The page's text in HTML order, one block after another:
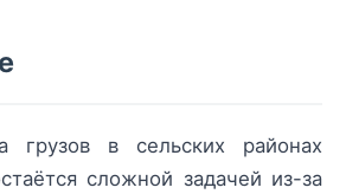
грузов в сельских районах
сложной задачей из-за